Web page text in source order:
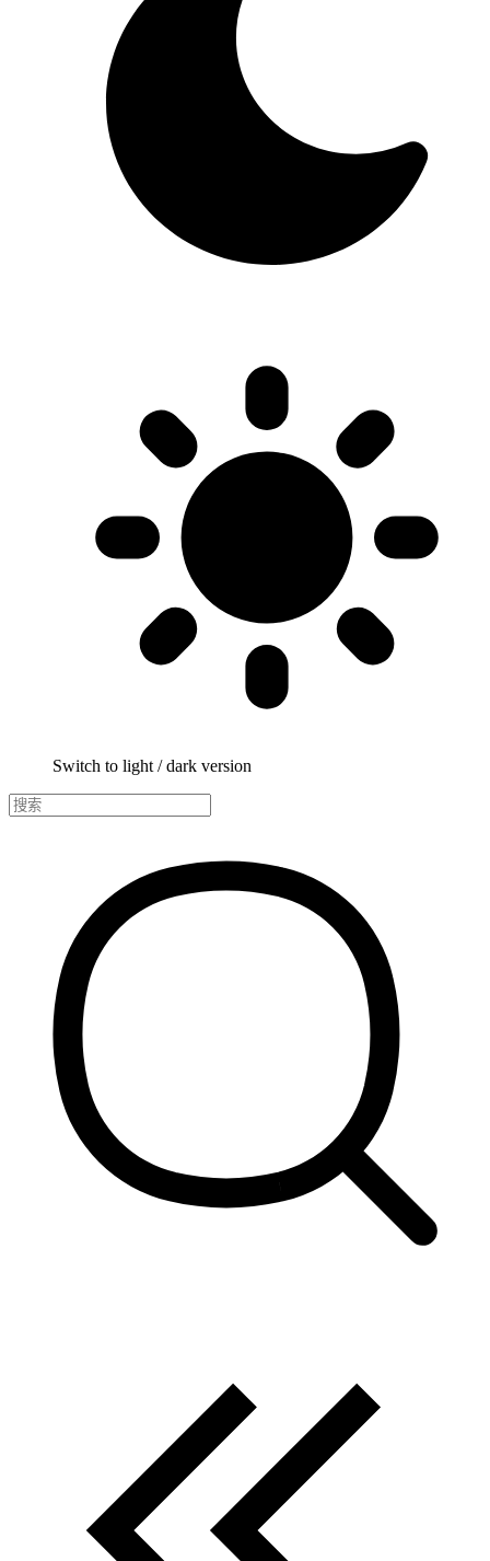
Switch to light / dark version